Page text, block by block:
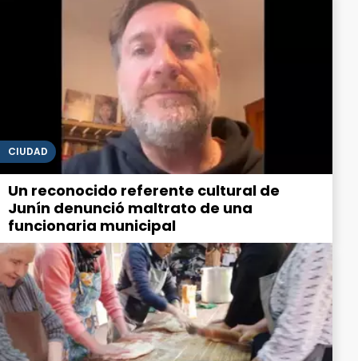
CIUDAD
Un reconocido referente cultural de
Junín denunció maltrato de una
funcionaria municipal